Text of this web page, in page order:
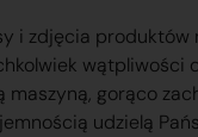
i zdjęcia
gorąco
udzielą